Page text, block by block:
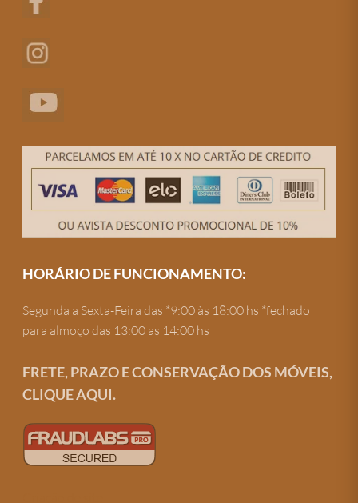
HORÁRIO DE FUNCIONAMENTO:
Segunda a Sexta-Feira das *9:00 às 18:00 hs *fechado
para almoço das 13:00 as 14:00 hs
FRETE, PRAZO E CONSERVAÇÃO DOS MÓVEIS,
CLIQUE AQUI.